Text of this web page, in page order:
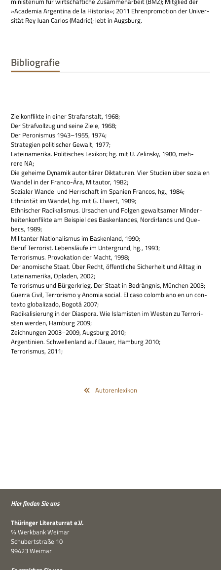
»Aca­de­mia Argen­tina de la Histo­ria»; 2011 Ehren­pro­mo­tion der Uni­ver­
si­tät Rey Juan Car­los (Madrid); lebt in Augsburg.
Bibliografie
Ziel­kon­flikte in einer Straf­an­stalt, 1968;
Der Straf­voll­zug und seine Ziele, 1968;
Der Pero­nis­mus 1943–1955, 1974;
Stra­te­gien poli­ti­scher Gewalt, 1977;
Latein­ame­rika. Poli­ti­sches Lexi­kon; hg. mit U. Zelin­sky, 1980, meh­
rere NA;
Die geheime Dyna­mik auto­ri­tä­rer Dik­ta­tu­ren. Vier Stu­dien über sozia­len
Wan­del in der Franco-Ära, Mit­au­tor, 1982;
Sozia­ler Wan­del und Herr­schaft im Spa­nien Fran­cos, hg., 1984;
Eth­ni­zi­tät im Wan­del, hg. mit G. Elwert, 1989;
Eth­ni­scher Radi­ka­lis­mus. Ursa­chen und Fol­gen gewalt­sa­mer Min­der­
hei­ten­kon­flikte am Bei­spiel des Bas­ken­lan­des, Nord­ir­lands und Que­
becs, 1989;
Mili­tan­ter Natio­na­lis­mus im Bas­ken­land, 1990;
Beruf Ter­ro­rist. Lebens­läufe im Unter­grund, hg., 1993;
Ter­ro­ris­mus. Pro­vo­ka­tion der Macht, 1998;
Der ano­mi­sche Staat. Über Recht, öffent­li­che Sicher­heit und All­tag in
Latein­ame­rika, Opla­den, 2002;
Ter­ro­ris­mus und Bür­ger­krieg. Der Staat in Bedräng­nis, Mün­chen 2003;
Guerra Civil, Ter­ro­rismo y Ano­mia social. El caso colom­biano en un con­
texto glo­ba­liz­ado, Bogotá 2007;
Radi­ka­li­sie­rung in der Dia­spora. Wie Isla­mi­sten im Westen zu Ter­ro­ri­
sten wer­den, Ham­burg 2009;
Zeich­nun­gen 2003–2009, Augs­burg 2010;
Argen­ti­nien. Schwel­len­land auf Dauer, Ham­burg 2010;
Ter­ro­ris­mus, 2011;
Autorenlexikon
Hier fin­den Sie uns
Thü­rin­ger Lite­ra­tur­rat e.V.
℅ Werk­bank Weimar
Schu­bert­straße 10
99423 Weimar